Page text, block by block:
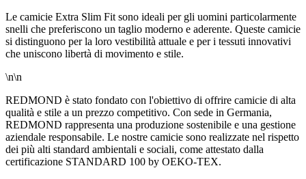
Le camicie Extra Slim Fit sono ideali per gli uomini particolarmente
snelli che preferiscono un taglio moderno e aderente. Queste camicie
si distinguono per la loro vestibilità attuale e per i tessuti innovativi
che uniscono libertà di movimento e stile.
\n\n
REDMOND è stato fondato con l'obiettivo di offrire camicie di alta
qualità e stile a un prezzo competitivo. Con sede in Germania,
REDMOND rappresenta una produzione sostenibile e una gestione
aziendale responsabile. Le nostre camicie sono realizzate nel rispetto
dei più alti standard ambientali e sociali, come attestato dalla
certificazione STANDARD 100 by OEKO-TEX.